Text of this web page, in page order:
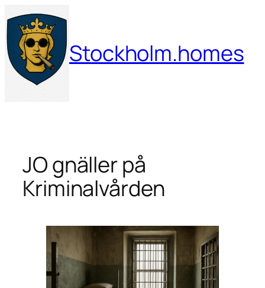
Hoppa
till
innehåll
Stockholm.homes
JO gnäller på
Kriminalvården